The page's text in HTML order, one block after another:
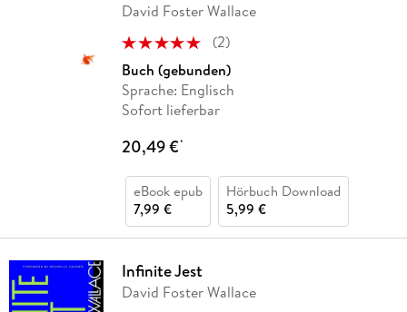
David Foster Wallace
(2)
Buch (gebunden)
Sprache: Englisch
Sofort lieferbar
20,49 €*
eBook epub
7,99 €
Hörbuch Download
5,99 €
Infinite Jest
David Foster Wallace